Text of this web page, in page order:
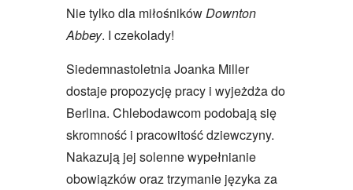
Nie tylko dla miłośnikówDownton
Abbey. I czekolady!
Siedemnastoletnia Joanka Miller
dostaje propozycję pracy i wyjeżdża do
Berlina. Chlebodawcom podobają się
skromność i pracowitość dziewczyny.
Nakazują jej solenne wypełnianie
obowiązków oraz trzymanie języka za